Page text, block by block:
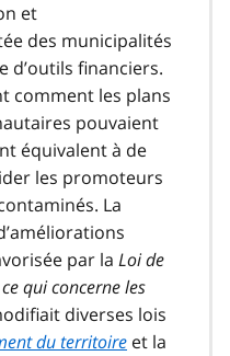
et
des municipalités
d’outils financiers.
comment les plans
pouvaient
équivalent à de
les promoteurs
La
par la Loi de
qui concerne les
diverses lois
du territoire et la